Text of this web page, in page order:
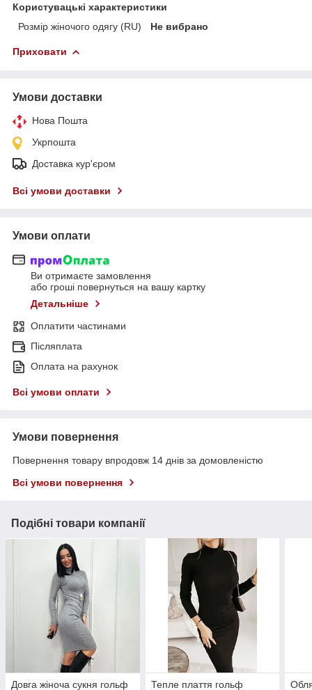
Користувацькі характеристики
Розмір жіночого одягу (RU)
Не вибрано
Приховати
Умови доставки
Нова Пошта
Укрпошта
Доставка кур'єром
Всі умови доставки
Умови оплати
Ви отримаєте замовлення
або гроші повернуться на вашу картку
Детальніше
Оплатити частинами
Післяплата
Оплата на рахунок
Всі умови оплати
Умови повернення
Повернення товару впродовж 14 днів за домовленістю
Всі умови повернення
Подібні товари компанії
Довга жіноча сукня гольф
Тепле плаття гольф